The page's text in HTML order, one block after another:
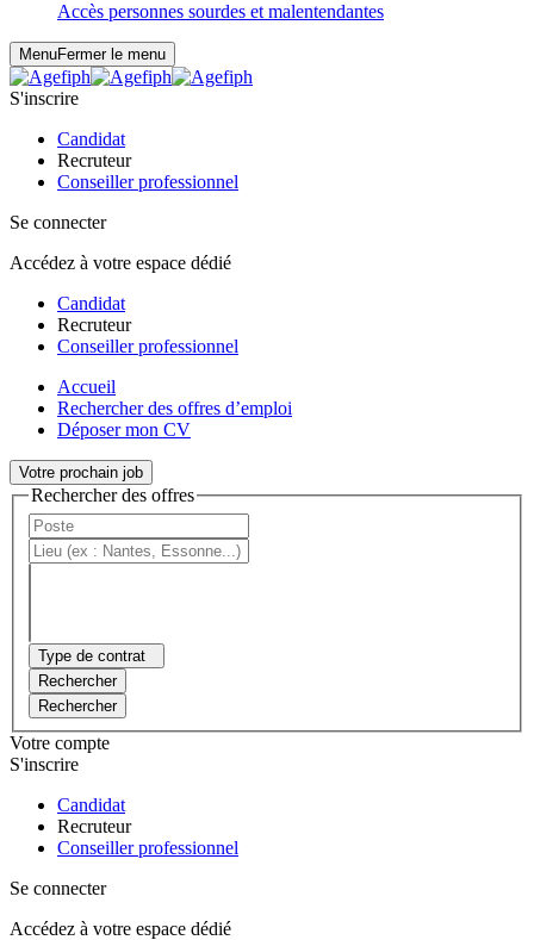
Accès personnes sourdes et malentendantes
MenuFermer le menu
S'inscrire
Candidat
Recruteur
Conseiller professionnel
Se connecter
Accédez à votre espace dédié
Candidat
Recruteur
Conseiller professionnel
Accueil
Rechercher des offres d’emploi
Déposer mon CV
Votre prochain job
Rechercher des offres
Type de contrat
Rechercher
Rechercher
Votre compte
S'inscrire
Candidat
Recruteur
Conseiller professionnel
Se connecter
Accédez à votre espace dédié